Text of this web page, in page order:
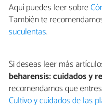
Aquí puedes leer sobre
También te
suculentas.
Si deseas leer más
beharensis: cuidados y
recomendamos que
Cultivo y cuidados de las